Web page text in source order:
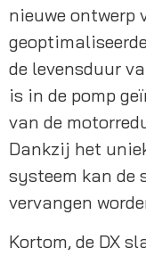
nieuwe ontwerp
de levensduur
is in de pomp
van de
Dankzij het
systeem kan de
vervangen
Kortom, de DX